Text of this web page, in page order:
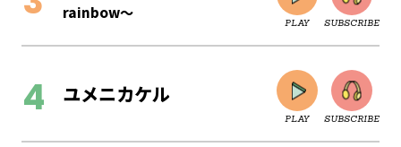
rainbow～
PLAY SUBSCRIBE
ユメニカケル
PLAY SUBSCRIBE